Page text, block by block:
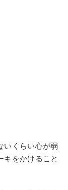
いくらい心が弱
キをかけること